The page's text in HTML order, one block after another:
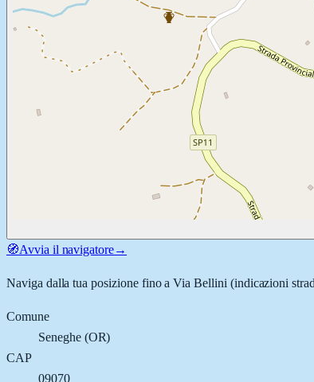
🧭Avvia il navigatore→
Naviga dalla tua posizione fino aVia Bellini (indicazioni
Comune
Seneghe(OR)
CAP
09070